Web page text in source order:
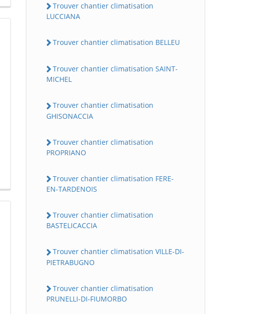
Trouver chantier climatisation
LUCCIANA
Trouver chantier climatisation BELLEU
Trouver chantier climatisation SAINT-
MICHEL
Trouver chantier climatisation
GHISONACCIA
Trouver chantier climatisation
PROPRIANO
Trouver chantier climatisation FERE-
EN-TARDENOIS
Trouver chantier climatisation
BASTELICACCIA
Trouver chantier climatisation VILLE-DI-
PIETRABUGNO
Trouver chantier climatisation
PRUNELLI-DI-FIUMORBO